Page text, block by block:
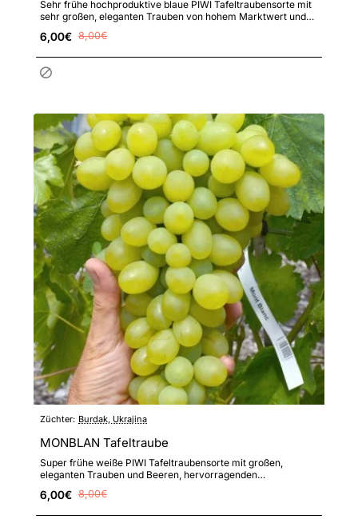
Sehr frühe hochproduktive blaue PIWI Tafeltraubensorte mit
sehr großen, eleganten Trauben von hohem Marktwert und
6,00€ 8,00€
Züchter: Burdak, Ukrajina
MONBLAN Tafeltraube
Super frühe weiße PIWI Tafeltraubensorte mit großen,
eleganten Trauben und Beeren, hervorragenden
6,00€ 8,00€